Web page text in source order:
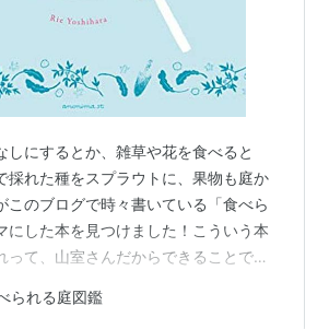
しにするとか、雑草や花を食べると
採れた種をスプラウトに、果物も庭か
このブログで時々書いている「食べら
にした本を見つけました！こういう本
って、山室さんだからできることでし
作者:良原リエ 発売日: 2021/04/07 メ
られる庭図鑑